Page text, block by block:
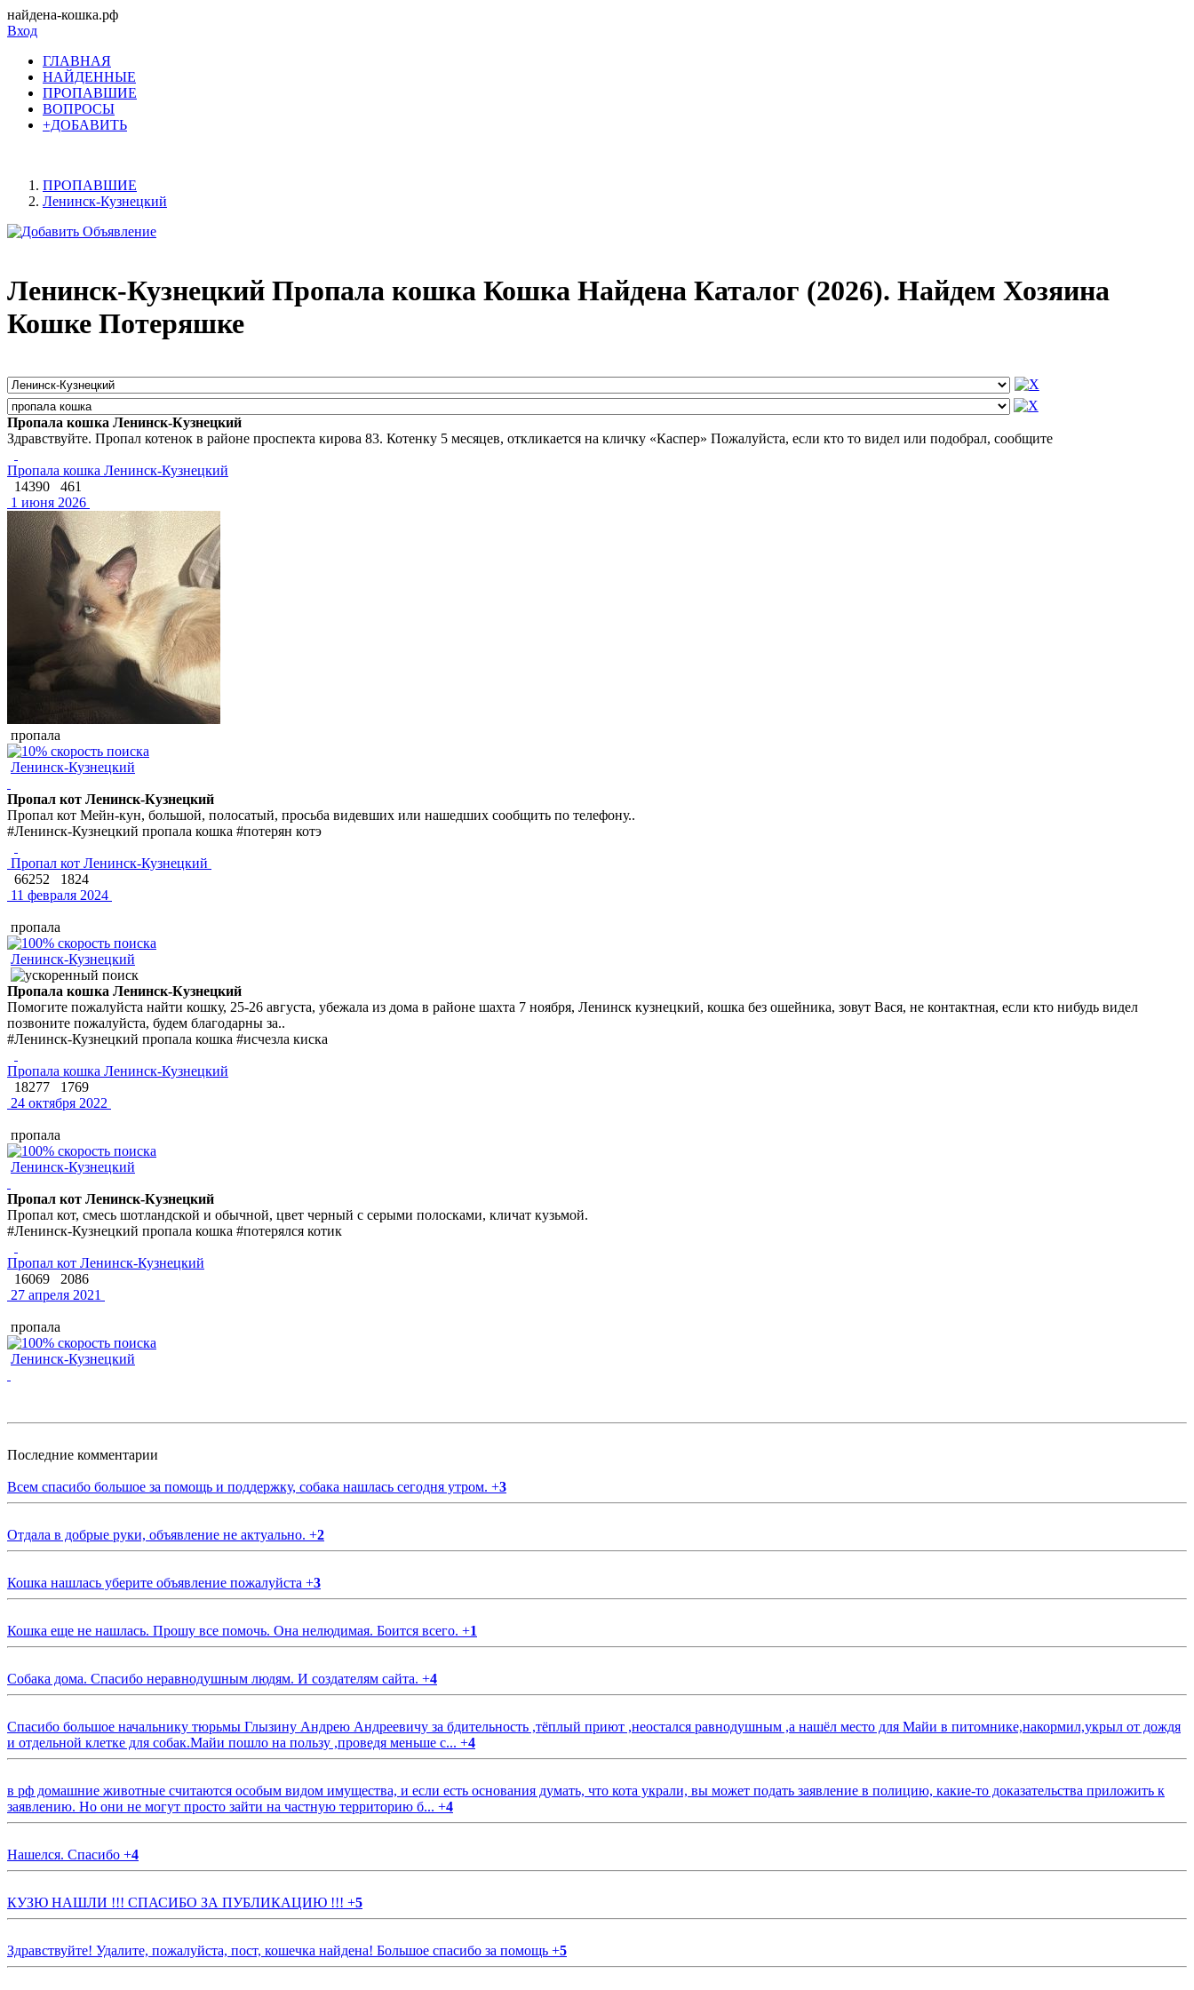
найдена-кошка.рф
Вход
ГЛАВНАЯ
НАЙДЕННЫЕ
ПРОПАВШИЕ
ВОПРОСЫ
+ДОБАВИТЬ
ПРОПАВШИЕ
Ленинск-Кузнецкий
Ленинск-Кузнецкий Пропала кошка Кошка Найдена Каталог (2026). Найдем Хозяина
Кошке Потеряшке
Пропала кошка Ленинск-Кузнецкий
Здравствуйте. Пропал котенок в районе проспекта кирова 83. Котенку 5 месяцев, откликается на кличку «Каспер» Пожалуйста, если кто то видел или подобрал, сообщите
Пропала кошка Ленинск-Кузнецкий
14390
461
1 июня 2026
пропала
Ленинск-Кузнецкий
Пропал кот Ленинск-Кузнецкий
Пропал кот Мейн-кун, большой, полосатый, просьба видевших или нашедших сообщить по телефону..
#Ленинск-Кузнецкий пропала кошка #потерян котэ
Пропал кот Ленинск-Кузнецкий
66252
1824
11 февраля 2024
пропала
Ленинск-Кузнецкий
Пропала кошка Ленинск-Кузнецкий
Помогите пожалуйста найти кошку, 25-26 августа, убежала из дома в районе шахта 7 ноября, Ленинск кузнецкий, кошка без ошейника, зовут Вася, не контактная, если кто нибудь видел
позвоните пожалуйста, будем благодарны за..
#Ленинск-Кузнецкий пропала кошка #исчезла киска
Пропала кошка Ленинск-Кузнецкий
18277
1769
24 октября 2022
пропала
Ленинск-Кузнецкий
Пропал кот Ленинск-Кузнецкий
Пропал кот, смесь шотландской и обычной, цвет черный с серыми полосками, кличат кузьмой.
#Ленинск-Кузнецкий пропала кошка #потерялся котик
Пропал кот Ленинск-Кузнецкий
16069
2086
27 апреля 2021
пропала
Ленинск-Кузнецкий
Последние комментарии
Всем спасибо большое за помощь и поддержку, собака нашлась сегодня утром. +3
Отдала в добрые руки, объявление не актуально. +2
Кошка нашлась уберите объявление пожалуйста +3
Кошка еще не нашлась. Прошу все помочь. Она нелюдимая. Боится всего. +1
Собака дома. Спасибо неравнодушным людям. И создателям сайта. +4
Спасибо большое начальнику тюрьмы Глызину Андрею Андреевичу за бдительность ,тёплый приют ,неостался равнодушным ,а нашёл место для Майи в питомнике,накормил,укрыл от дождя
и отдельной клетке для собак.Майи пошло на пользу ,проведя меньше с... +4
в рф домашние животные считаются особым видом имущества, и если есть основания думать, что кота украли, вы может подать заявление в полицию, какие-то доказательства приложить к
заявлению. Но они не могут просто зайти на частную территорию б... +4
Нашелся. Спасибо +4
КУЗЮ НАШЛИ !!! СПАСИБО ЗА ПУБЛИКАЦИЮ !!! +5
Здравствуйте! Удалите, пожалуйста, пост, кошечка найдена! Большое спасибо за помощь +5